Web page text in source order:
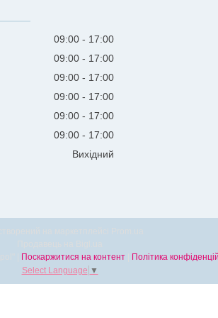
09:00
17:00
09:00
17:00
09:00
17:00
09:00
17:00
09:00
17:00
09:00
17:00
Вихідний
Поскаржитися на контент
Політика
Select Language ▼